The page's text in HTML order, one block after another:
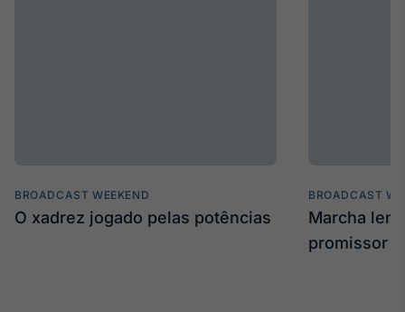
BROADCAST WEEKEND
O xadrez jogado pelas potências
BROADCAST
Marcha
promissor